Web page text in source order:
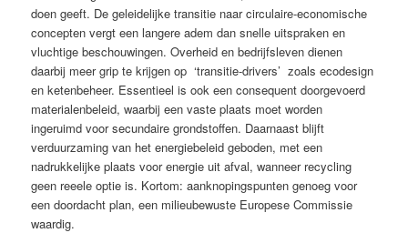
doen geeft. De geleidelijke transitie naar circulaire-economische
concepten vergt een langere adem dan snelle uitspraken en
vluchtige beschouwingen. Overheid en bedrijfsleven dienen
daarbij meer grip te krijgen op ‘transitie-drivers’ zoals ecodesign
en ketenbeheer. Essentieel is ook een consequent doorgevoerd
materialenbeleid, waarbij een vaste plaats moet worden
ingeruimd voor secundaire grondstoffen. Daarnaast blijft
verduurzaming van het energiebeleid geboden, met een
nadrukkelijke plaats voor energie uit afval, wanneer recycling
geen reeele optie is. Kortom: aanknopingspunten genoeg voor
een doordacht plan, een milieubewuste Europese Commissie
waardig.